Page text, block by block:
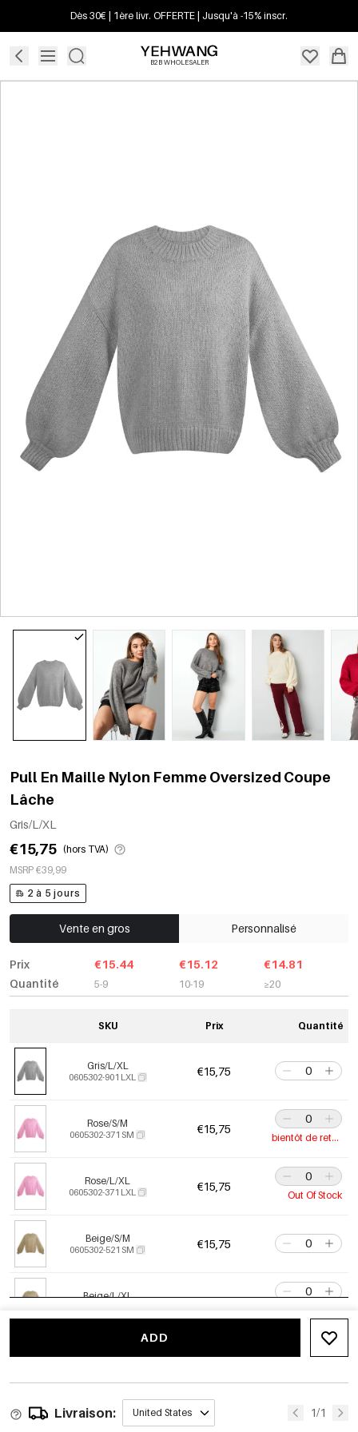
Dès 30€ | 1ère livr. OFFERTE | Jusqu'à -15% inscr.
B2B WHOLESALER
Pull En Maille Nylon Femme Oversized Coupe
Lâche
Gris/L/XL
€15,75 (hors TVA)
MSRP €39,99
2 à 5 jours
Vente en gros Personnalisé
Prix
Quantité
€15.44
5-9
€15.12
10-19
€14.81
≥20
SKU Prix Quantité
Gris/L/XL
0605302-901 LXL €15,75
Rose/S/M
0605302-371 SM €15,75
bientôt de retour
Rose/L/XL
0605302-371 LXL €15,75
Out Of Stock
Beige/S/M
0605302-521 SM €15,75
Beige/L/XL €15,75
€15,75
Cerise/L/XL €15,75
ADD
Livraison: United States 1/1